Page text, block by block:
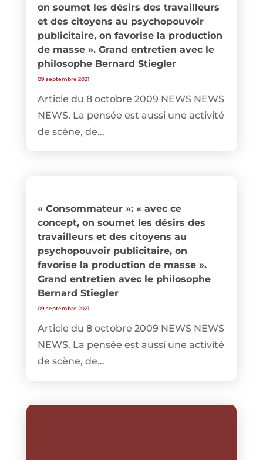
on soumet les désirs des travailleurs
et des citoyens au psychopouvoir
publicitaire, on favorise la production
de masse ». Grand entretien avec le
philosophe Bernard Stiegler
09 septembre 2021
Article du 8 octobre 2009 NEWS NEWS
NEWS. La pensée est aussi une activité
de scène, de...
« Consommateur »: « avec ce
concept, on soumet les désirs des
travailleurs et des citoyens au
psychopouvoir publicitaire, on
favorise la production de masse ».
Grand entretien avec le philosophe
Bernard Stiegler
09 septembre 2021
Article du 8 octobre 2009 NEWS NEWS
NEWS. La pensée est aussi une activité
de scène, de...